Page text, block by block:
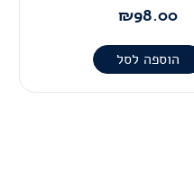
₪98.00
הוספה לסל